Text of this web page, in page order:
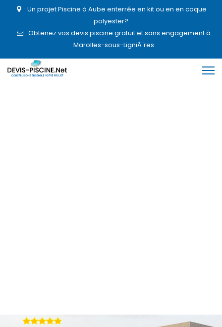
Un projet Piscine à Aube enterrée en kit ou en en coque
polyester?
Obtenez vos devis piscine gratuit et sans engagement à
Marolles-sous-LigniÃ¨res